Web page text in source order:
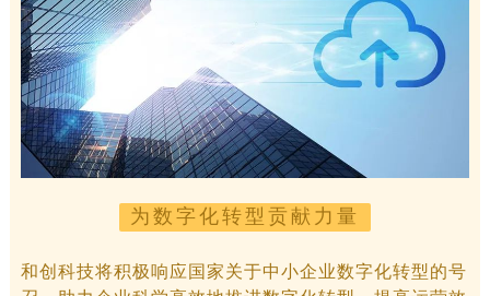
为数字化转型贡献力量
和创科技将积极响应国家关于中小企业数字化转型的号